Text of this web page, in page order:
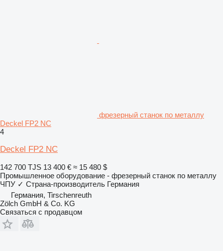
фрезерный станок по металлу
Deckel FP2 NC
4
Deckel FP2 NC
142 700 TJS 13 400 € ≈ 15 480 $
Промышленное оборудование - фрезерный станок по металлу
ЧПУ ✓ Страна-производитель Германия
Германия, Tirschenreuth
Zölch GmbH & Co. KG
Связаться с продавцом